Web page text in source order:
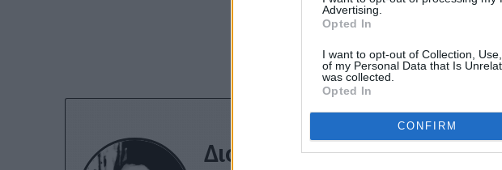
Advertising.
Opted In
I want to opt-out of Collection,
of my Personal Data that Is
was collected.
Opted In
CONFIRM
Εγγραφείτε στο Stivostime των
Διονύσης Αντωνέλλος